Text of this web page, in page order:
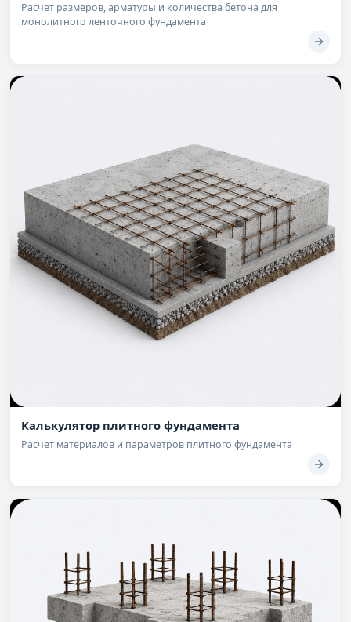
Расчет размеров, арматуры и количества бетона для
монолитного ленточного фундамента
Калькулятор плитного фундамента
Расчет материалов и параметров плитного фундамента